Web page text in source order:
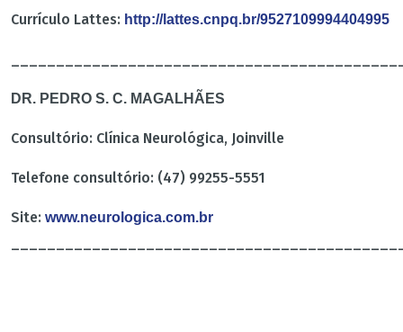
Currículo Lattes: http://lattes.cnpq.br/9527109994404995
DR. PEDRO S. C. MAGALHÃES
Consultório: Clínica Neurológica, Joinville
Telefone consultório: (47) 99255-5551
Site: www.neurologica.com.br